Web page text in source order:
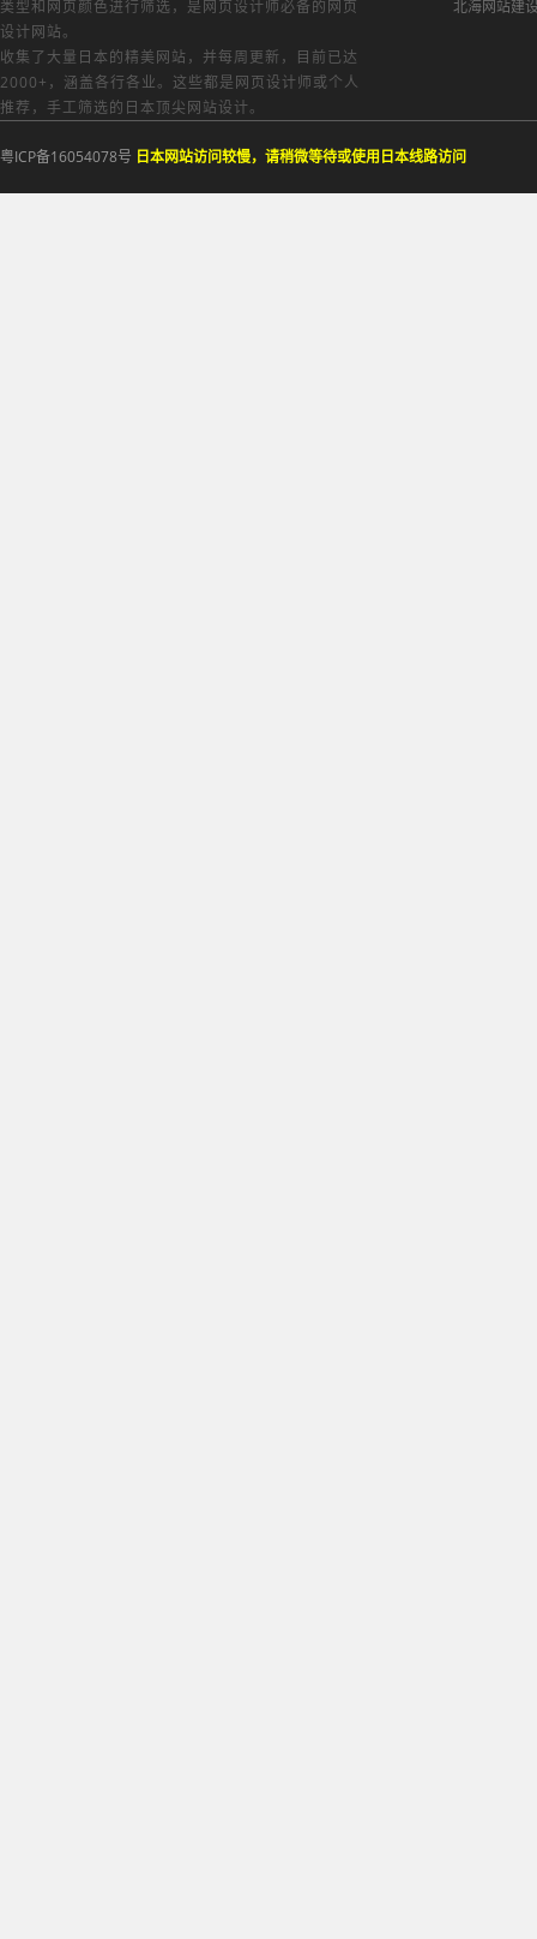
类型和网页颜色进行筛选，是网页设计师必备的 网页
设计网站。
收集了大量日本的精美网站，并每周更新，目前已达
2000+，涵盖各行各业。这些都是网页设计师或个人
推荐，手工筛选的日本顶尖网站设计。
北海网站建
粤ICP备16054078号 日本网站访问较慢，请稍微等待或使用日本线路访问